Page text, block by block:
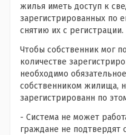
жилья иметь доступ к
зарегистрированных по
снятию их с регистрации.
Чтобы собственник мог
количестве
необходимо
собственником жилища,
зарегистрированн по
- Система не может
граждане не подтвердят